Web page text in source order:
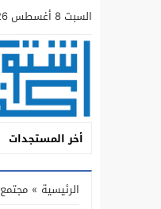
السبت 8 أغسطس 2026 - 4:42 صباحًا
أخر المستجدات
الرئيسية » مجتمع